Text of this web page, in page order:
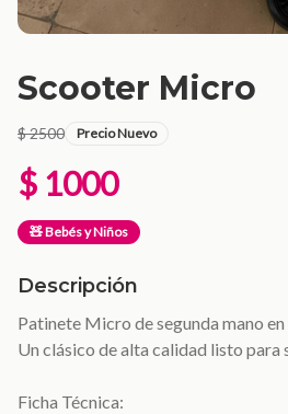
Scooter Micro
$ 2500 Precio Nuevo
$ 1000
🧸 Bebés y Niños
Descripción
Patinete Micro de segunda mano
Un clásico de alta calidad listo para
Ficha Técnica: